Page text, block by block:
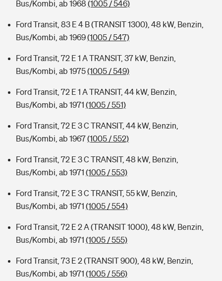
Bus/Kombi, ab 1968 (1005 / 546)
Ford Transit, 83 E 4 B (TRANSIT 1300), 48 kW, Benzin,
Bus/Kombi, ab 1969(1005 / 547)
Ford Transit, 72 E 1 A TRANSIT, 37 kW, Benzin,
Bus/Kombi, ab 1975(1005 / 549)
Ford Transit, 72 E 1 A TRANSIT, 44 kW, Benzin,
Bus/Kombi, ab 1971 (1005 / 551)
Ford Transit, 72 E 3 C TRANSIT, 44 kW, Benzin,
Bus/Kombi, ab 1967(1005 / 552)
Ford Transit, 72 E 3 C TRANSIT, 48 kW, Benzin,
Bus/Kombi, ab 1971 (1005 / 553)
Ford Transit, 72 E 3 C TRANSIT, 55 kW, Benzin,
Bus/Kombi, ab 1971 (1005 / 554)
Ford Transit, 72 E 2 A (TRANSIT 1000), 48 kW, Benzin,
Bus/Kombi, ab 1971 (1005 / 555)
Ford Transit, 73 E 2 (TRANSIT 900), 48 kW, Benzin,
Bus/Kombi, ab 1971 (1005 / 556)